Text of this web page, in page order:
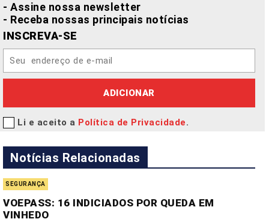
- Assine nossa newsletter
- Receba nossas principais notícias
INSCREVA-SE
ADICIONAR
Li e aceito a Política de Privacidade.
Notícias Relacionadas
SEGURANÇA
VOEPASS: 16 INDICIADOS POR QUEDA EM
VINHEDO